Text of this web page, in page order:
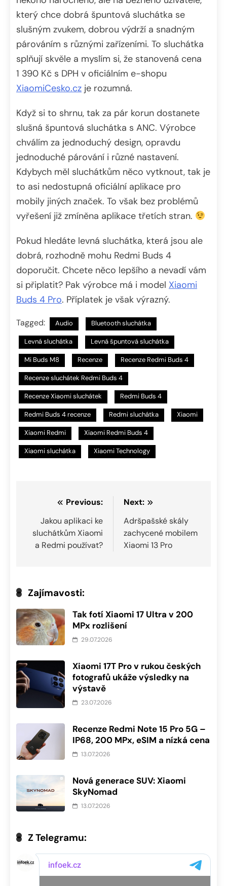
který chce dobrá špuntová sluchátka se
slušným zvukem, dobrou výdrží a snadným
párováním s různými zařízeními. To sluchátka
splňují skvěle a myslím si, že stanovená cena
1 390 Kč s DPH v oficiálním e-shopu
XiaomiCesko.cz je rozumná.
Když si to shrnu, tak za pár korun dostanete
slušná špuntová sluchátka s ANC. Výrobce
chválím za jednoduchý design, opravdu
jednoduché párování i různé nastavení.
Kdybych měl sluchátkům něco vytknout, tak je
to asi nedostupná oficiální aplikace pro
mobily jiných značek. To však bez problémů
vyřešení již zmíněna aplikace třetích stran.
Pokud hledáte levná sluchátka, která jsou ale
dobrá, rozhodně mohu Redmi Buds 4
doporučit. Chcete něco lepšího a nevadí vám
si připlatit? Pak výrobce má i model Xiaomi
Buds 4 Pro. Příplatek je však výrazný.
Tagged: Audio Bluetooth sluchátka
Levná sluchátka Levná špuntová sluchátka
Mi Buds M8 Recenze Recenze Redmi Buds 4
Recenze sluchátek Redmi Buds 4
Recenze Xiaomi sluchátek Redmi Buds 4
Redmi Buds 4 recenze Redmi sluchátka Xiaomi
Xiaomi Redmi Xiaomi Redmi Buds 4
Xiaomi sluchátka Xiaomi Technology
Navigace
pro
příspěvek
Previous:
Jakou aplikaci ke
sluchátkům Xiaomi
a Redmi používat?
Next:
Adršpašské skály
zachycené mobilem
Xiaomi 13 Pro
Zajímavosti:
Tak fotí Xiaomi 17 Ultra v 200
MPx rozlišení
29.07.2026
Xiaomi 17T Pro v rukou českých
fotografů ukáže výsledky na
výstavě
23.07.2026
Recenze Redmi Note 15 Pro 5G –
IP68, 200 MPx, eSIM a nízká cena
13.07.2026
Nová generace SUV: Xiaomi
SkyNomad
13.07.2026
Z Telegramu: